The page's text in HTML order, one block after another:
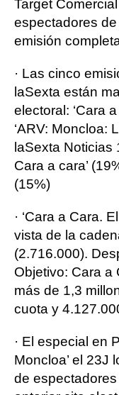
Target
espectadores
emisión
· Las cinco
laSexta están
electoral: ‘Cara
‘ARV: Moncloa:
laSexta Noticias
Cara a cara’
(15%)
· ‘Cara a Cara.
vista de la
(2.716.000).
Objetivo: Cara a
más de 1,3
cuota y
· El especial en
Moncloa’ el 23J
de